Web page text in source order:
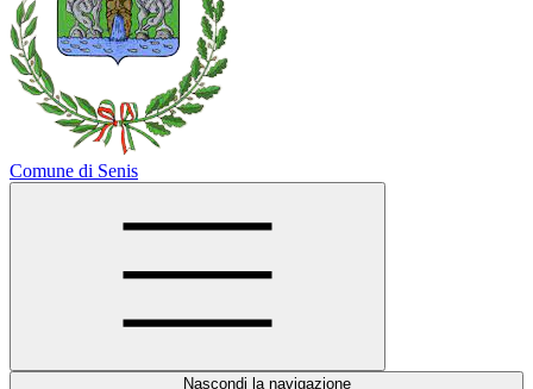
Comune di Senis
Nascondi la navigazione